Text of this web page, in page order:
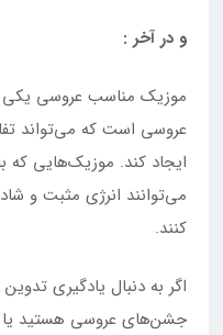
و در آخر :
موزیک مناسب عروسی یکی
عروسی است که می‌تواند
ایجاد کند. موزیک‌هایی که
می‌توانند انرژی مثبت و
کنند.
اگر به دنبال یادگیری
جشن‌های عروسی هستید یا